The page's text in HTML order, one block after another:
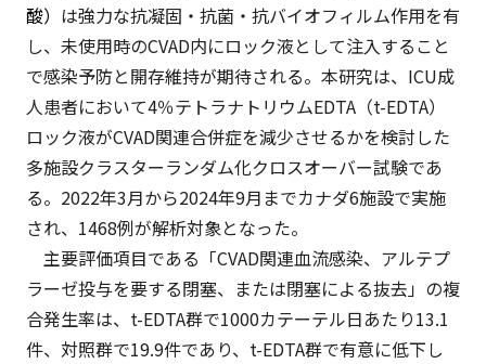
酸） は強力な抗凝固・抗菌・抗バイオフィルム作用を有
し、未使用時のCVAD内にロック液として注入すること
で感染予防と開存維持が期待される。本研究は、ICU成
人患者において4％テトラナトリウムEDTA（t-EDTA）
ロック液がCVAD関連合併症を減少させるかを検討した
多施設クラスターランダム化クロスオーバー試験であ
る。2022年3月から2024年9月までカナダ6施設で実施
され、1468例が解析対象となった。
主要評価項目である「CVAD関連血流感染、アルテプ
ラーゼ投与を要する閉塞、または閉塞による抜去」の複
合発生率は、t-EDTA群で1000カテーテル日あたり13.1
件、対照群で19.9件であり、t-EDTA群で有意に低下し